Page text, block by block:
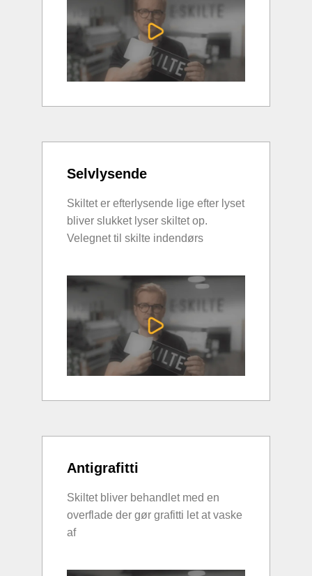
Selvlysende
Skiltet er efterlysende lige efter lyset
bliver slukket lyser skiltet op.
Velegnet til skilte indendørs
Antigrafitti
Skiltet bliver behandlet med en
overflade der gør grafitti let at vaske
af